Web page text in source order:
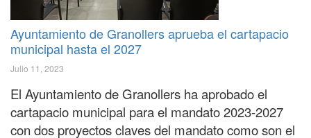
Ayuntamiento de Granollers aprueba el cartapacio
municipal hasta el 2027
Julio 11, 2023
El Ayuntamiento de Granollers ha aprobado el
cartapacio municipal para el mandato 2023-2027
con dos proyectos claves del mandato como son el